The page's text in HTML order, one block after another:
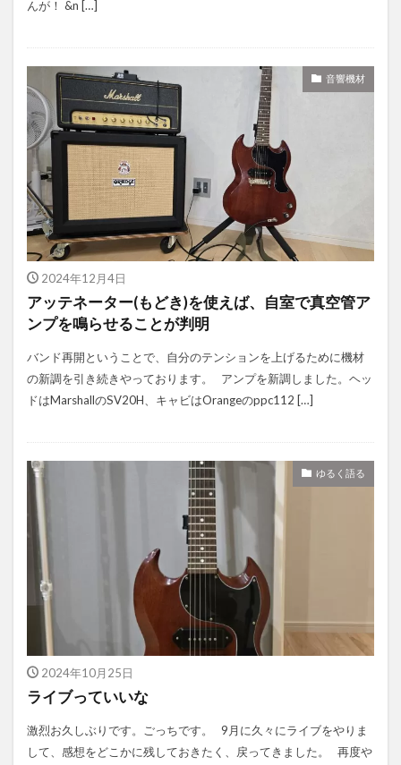
んが！ &n […]
音響機材
2024年12月4日
アッテネーター(もどき)を使えば、自室で真空管ア
ンプを鳴らせることが判明
バンド再開ということで、自分のテンションを上げるために機材
の新調を引き続きやっております。 アンプを新調しました。ヘッ
ドはMarshallのSV20H、キャビはOrangeのppc112 […]
ゆるく語る
2024年10月25日
ライブっていいな
激烈お久しぶりです。ごっちです。 9月に久々にライブをやりま
して、感想をどこかに残しておきたく、戻ってきました。 再度や